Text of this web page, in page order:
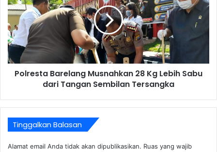
Polresta Barelang Musnahkan 28 Kg Lebih Sabu
dari Tangan Sembilan Tersangka
Tinggalkan Balasan
Alamat email Anda tidak akan dipublikasikan. Ruas yang wajib